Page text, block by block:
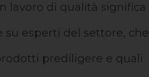
lavoro di qualità significa
su esperti del settore, che
prediligere e quali